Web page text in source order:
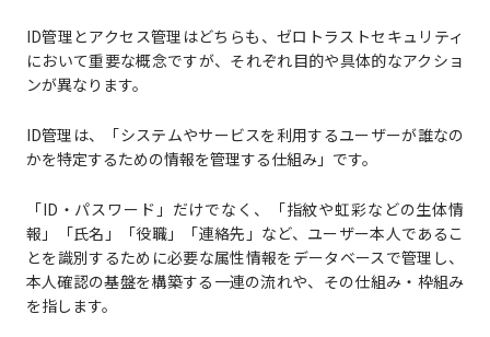
ID管理とアクセス管理はどちらも、ゼロトラストセキュリティ
において重要な概念ですが、それぞれ目的や具体的なアクショ
ンが異なります。
ID管理は、「システムやサービスを利用するユーザーが誰なの
かを特定するための情報を管理する仕組み」です。
「ID・パスワード」だけでなく、「指紋や虹彩などの生体情
報」「氏名」「役職」「連絡先」など、ユーザー本人であるこ
とを識別するために必要な属性情報をデータベースで管理し、
本人確認の基盤を構築する一連の流れや、その仕組み・枠組み
を指します。